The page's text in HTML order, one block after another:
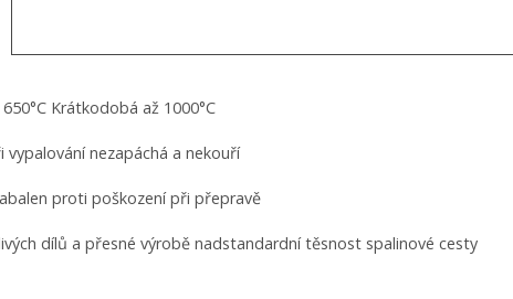
Krátkodobá až 1000°C
vypalování nezapáchá a nekouří
proti poškození při přepravě
dílů a přesné výrobě nadstandardní těsnost spalinové cesty